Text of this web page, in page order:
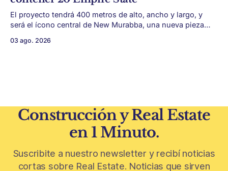
El proyecto tendrá 400 metros de alto, ancho y largo, y
será el ícono central de New Murabba, una nueva pieza
avanza con una de las obras más ambiciosas del
03 ago. 2026
Construcción y Real Estate
en 1 Minuto.
Suscribite a nuestro newsletter y recibí noticias
cortas sobre Real Estate. Noticias que sirven